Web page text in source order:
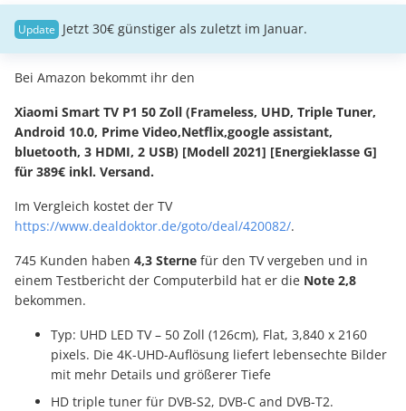
Jetzt 30€ günstiger als zuletzt im Januar.
Bei Amazon bekommt ihr den
Xiaomi Smart TV P1 50 Zoll (Frameless, UHD, Triple Tuner,
Android 10.0, Prime Video,Netflix,google assistant,
bluetooth, 3 HDMI, 2 USB) [Modell 2021] [Energieklasse G]
für 389€ inkl. Versand.
Im Vergleich kostet der TV
https://www.dealdoktor.de/goto/deal/420082/.
745 Kunden haben 4,3 Sterne für den TV vergeben und in
einem Testbericht der Computerbild hat er die Note 2,8
bekommen.
Typ: UHD LED TV – 50 Zoll (126cm), Flat, 3,840 x 2160
pixels. Die 4K-UHD-Auflösung liefert lebensechte Bilder
mit mehr Details und größerer Tiefe
HD triple tuner für DVB-S2, DVB-C and DVB-T2.